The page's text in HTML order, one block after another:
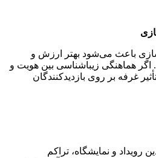
باعث می‌شود بهتر ارزش و
هماهنگی زیباشناسی بین هویت و
غرفه بر روی بازدیدکنندگان
رویداد و نمایشگاه، تراکم